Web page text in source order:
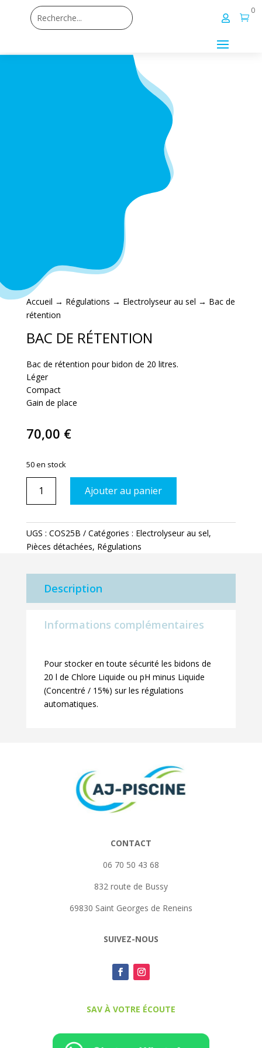
 
0
Accueil → Régulations → Electrolyseur au sel → Bac de
rétention
BAC DE RÉTENTION
Bac de rétention pour bidon de 20 litres.
Léger
Compact
Gain de place
70,00 €
50 en stock
de
rétention
Ajouter au panier
UGS : COS25B Catégories : Electrolyseur au sel,
Pièces détachées, Régulations
Description
Informations complémentaires
Pour stocker en toute sécurité les bidons de
20 l de Chlore Liquide ou pH minus Liquide
(Concentré / 15%) sur les régulations
automatiques.
CONTACT
06 70 50 43 68
832 route de Bussy
69830 Saint Georges de Reneins
SUIVEZ-NOUS
SAV À VOTRE ÉCOUTE